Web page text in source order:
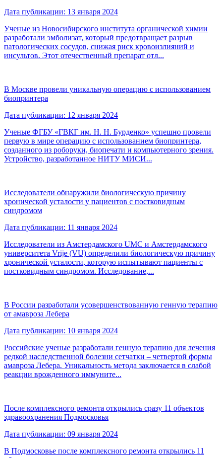
Дата публикации: 13 января 2024
Ученые из Новосибирского института органической химии
разработали эмболизат, который предотвращает разрыв
патологических сосудов, снижая риск кровоизлияний и
инсультов. Этот отечественный препарат отл...
В Москве провели уникальную операцию с использованием
биопринтера
Дата публикации: 12 января 2024
Ученые ФГБУ «ГВКГ им. Н. Н. Бурденко» успешно провели
первую в мире операцию с использованием биопринтера,
созданного из роборуки, биопечати и компьютерного зрения.
Устройство, разработанное НИТУ МИСИ...
Исследователи обнаружили биологическую причину
хронической усталости у пациентов с постковидным
синдромом
Дата публикации: 11 января 2024
Исследователи из Амстердамского UMC и Амстердамского
университета Vrije (VU) определили биологическую причину
хронической усталости, которую испытывают пациенты с
постковидным синдромом. Исследование,...
В России разработали усовершенствованную генную терапию
от амавроза Лебера
Дата публикации: 10 января 2024
Российские ученые разработали генную терапию для лечения
редкой наследственной болезни сетчатки – четвертой формы
амавроза Лебера. Уникальность метода заключается в слабой
реакции врожденного иммуните...
После комплексного ремонта открылись сразу 11 объектов
здравоохранения Подмосковья
Дата публикации: 09 января 2024
В Подмосковье после комплексного ремонта открылись 11